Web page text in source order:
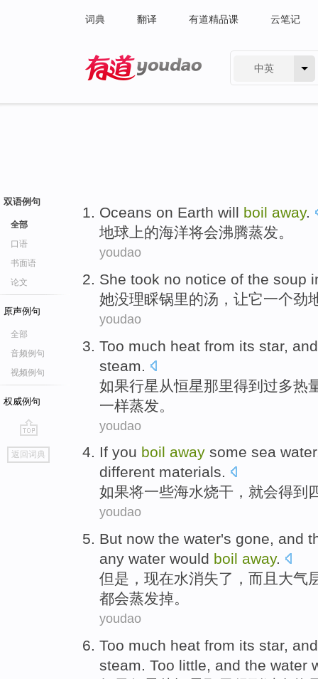
词典 翻译 有道精品课 云笔记
中英
双语例句
全部
口语
书面语
论文
原声例句
全部
音频例句
视频例句
权威例句
go
top
返回词典
Oceans on Earth will boil away.
地球 上的海洋将会沸腾蒸发。
youdao
She took no notice of the soup
她没理睬锅里的汤 ， 让它一个劲
youdao
Too much heat from its star,
steam
如果行星 从恒星那里得到 过多热
一样蒸发 。
youdao
If you boil away some sea water
different materials.
如果将一些海水烧干， 就会得到
youdao
But now the water's gone, and
any water would boil away.
但是 ， 现在水消失了， 而且 大气
都会蒸发掉。
youdao
Too much heat from its star,
steam. Too little, and the water